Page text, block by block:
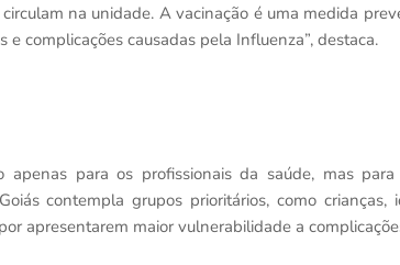
na unidade. A vacinação é uma medida
complicações causadas pela Influenza”, destaca.
para os profissionais da saúde, mas
contempla grupos prioritários, como crianças,
apresentarem maior vulnerabilidade a